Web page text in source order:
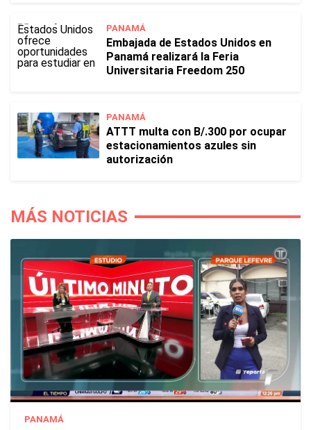
PANAMÁ
Embajada de Estados Unidos en
Panamá realizará la Feria
Universitaria Freedom 250
PANAMÁ
ATTT multa con B/.300 por ocupar
estacionamientos azules sin
autorización
MÁS NOTICIAS
PANAMÁ